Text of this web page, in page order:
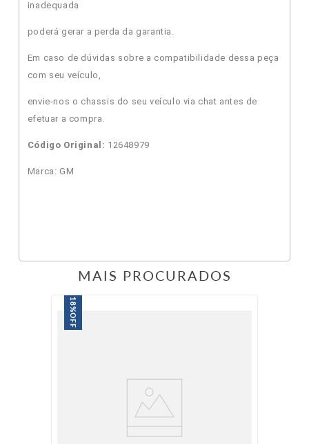
inadequada
poderá gerar a perda da garantia.
Em caso de dúvidas sobre a compatibilidade dessa peça
com seu veículo,
envie-nos o chassis do seu veículo via chat antes de
efetuar a compra.
Código Original: 12648979
Marca: GM
MAIS PROCURADOS
18%
OFF